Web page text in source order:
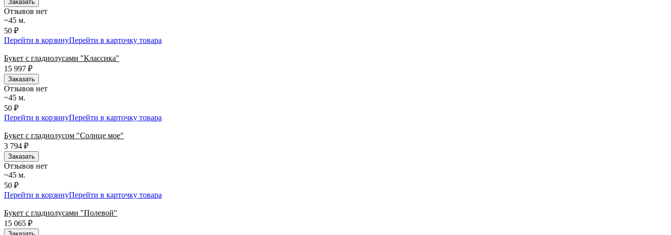
Заказать
Отзывов нет
~45 м.
50 ₽
Перейти в корзинуПерейти в карточку товара
Букет с гладиолусами "Классика"
15 997 ₽
Заказать
Отзывов нет
~45 м.
50 ₽
Перейти в корзинуПерейти в карточку товара
Букет с гладиолусом "Солнце мое"
3 794 ₽
Заказать
Отзывов нет
~45 м.
50 ₽
Перейти в корзинуПерейти в карточку товара
Букет с гладиолусами "Полевой"
15 065 ₽